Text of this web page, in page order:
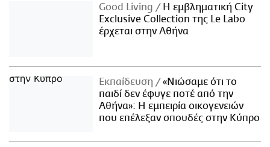
Good Living
Η εμβληματική City
Exclusive Collection της Le Labo
έρχεται στην Αθήνα
Εκπαίδευση
«Νιώσαμε ότι το
παιδί δεν έφυγε ποτέ από την
Αθήνα»: Η εμπειρία οικογενειών
που επέλεξαν σπουδές στην Κύπρο